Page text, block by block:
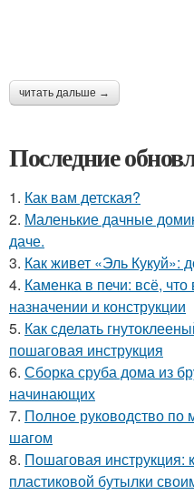
читать дальше →
Последние
1. Как вам детская?
2. Маленькие дачные
даче.
3. Как живет «Эль Кукуй»:
4. Каменка в печи: всё,
назначении и конструкции
5. Как сделать
пошаговая инструкция
6. Сборка сруба дома из
начинающих
7. Полное руководство по
шагом
8. Пошаговая инструкция:
пластиковой бутылки